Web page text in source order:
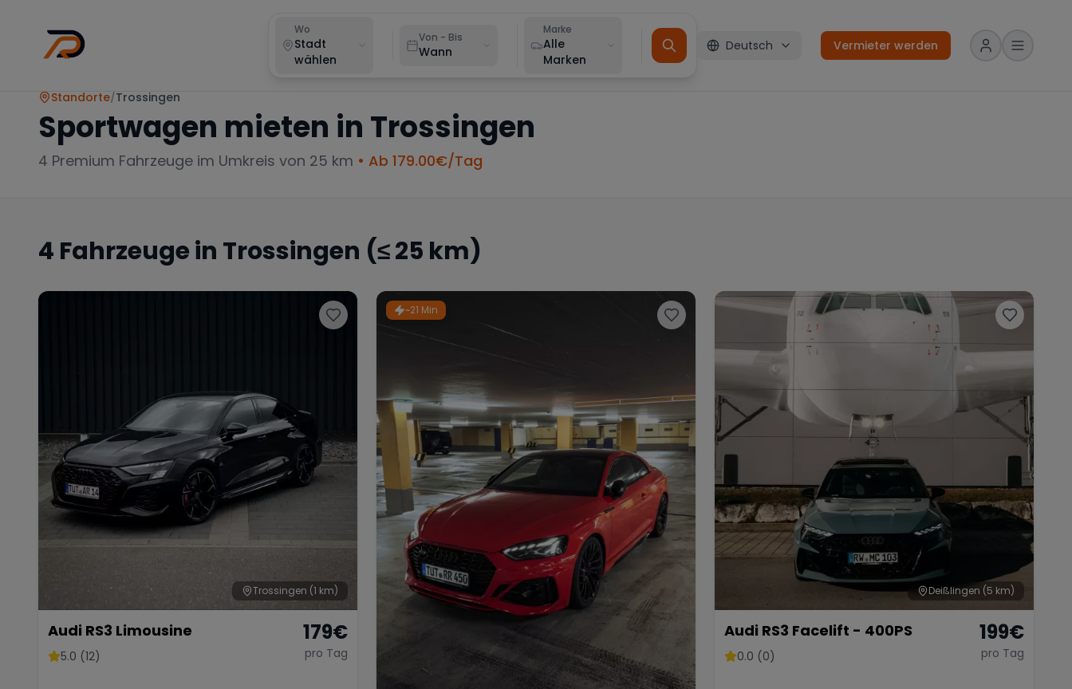
Wo
Stadt
wählen
Von - Bis
Wann
Marke
Alle
Marken
Deutsch Vermieter werden
Standorte/Trossingen
Sportwagen mieten in Trossingen
4 Premium Fahrzeuge im Umkreis von 25 km • Ab 179.00€/Tag
4 Fahrzeuge in Trossingen (≤ 25 km)
Trossingen (1 km)
Audi RS3 Limousine
5.0 (12)
179€
pro Tag
~21 Min
Deißlingen (5 km)
Audi RS3 Facelift - 400PS
0.0 (0)
199€
pro Tag